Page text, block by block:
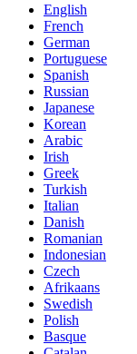
English
French
German
Portuguese
Spanish
Russian
Japanese
Korean
Arabic
Irish
Greek
Turkish
Italian
Danish
Romanian
Indonesian
Czech
Afrikaans
Swedish
Polish
Basque